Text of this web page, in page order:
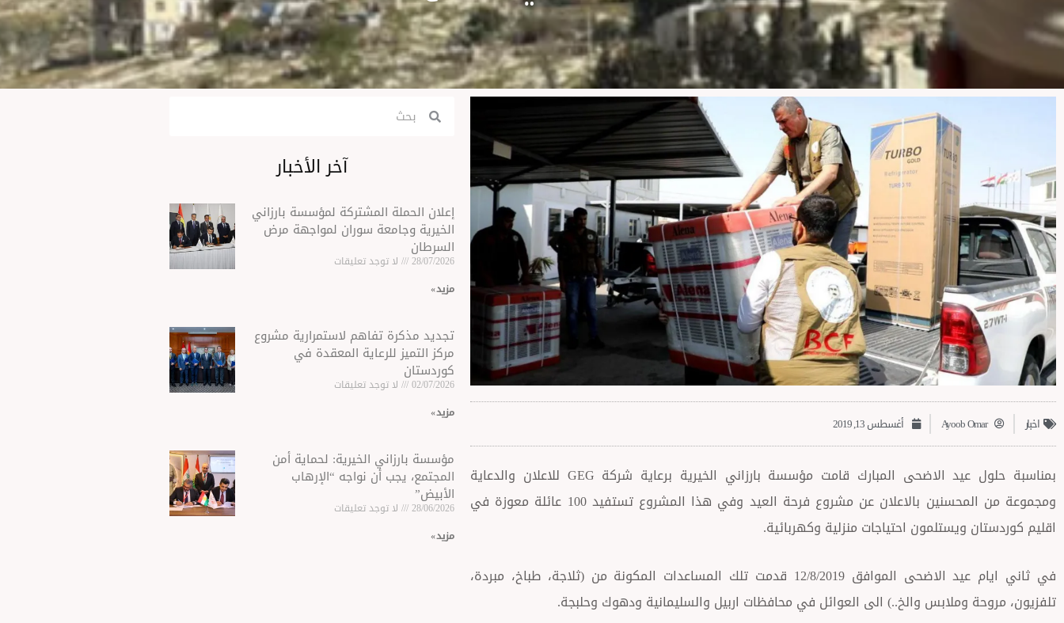
اخبار Ayoob Omar أغسطس 13, 2019
بمناسبة حلول عيد الاضحى المبارك قامت مؤسسة بارزاني الخيرية برعاية شركة GEG للاعلان والدعاية
ومجموعة من المحسنين بالاعلان عن مشروع فرحة العيد وفي هذا المشروع تستفيد 100 عائلة معوزة في
اقليم كوردستان ويستلمون احتياجات منزلية وكهربائية.
في ثاني ايام عيد الاضحى الموافق 12/8/2019 قدمت تلك المساعدات المكونة من (ثلاجة، طباخ، مبردة،
تلفزيون، مروحة وملابس والخ..) الى العوائل في محافظات اربيل والسليمانية ودهوك وحلبجة.
آخر الأخبار
إعلان الحملة المشتركة لمؤسسة بارزاني
الخيرية وجامعة سوران لمواجهة مرض
السرطان
28/07/2026 لا توجد تعليقات
مزید »
تجديد مذكرة تفاهم لاستمرارية مشروع
مركز التميز للرعاية المعقدة في
كوردستان
02/07/2026 لا توجد تعليقات
مزید »
مؤسسة بارزاني الخيرية: لحماية أمن
المجتمع، يجب أن نواجه “الإرهاب
الأبيض”
28/06/2026 لا توجد تعليقات
مزید »